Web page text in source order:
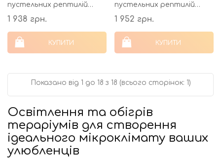
пустельних рептилій
люмінесцентна
ультрафіолетова UVB
150 25 Вт Е27
1 938 грн.
КУПИТИ
пустельних рептилій
люмінесцентна
ультрафіолетова UVB
150 13 ВТ Е27
1 952 грн.
КУПИТИ
Показано від 1 до 18 з 18 (всього сторінок: 1)
Освітлення та обігрів
тераріумів для створення
ідеального мікроклімату ваших
улюбленців